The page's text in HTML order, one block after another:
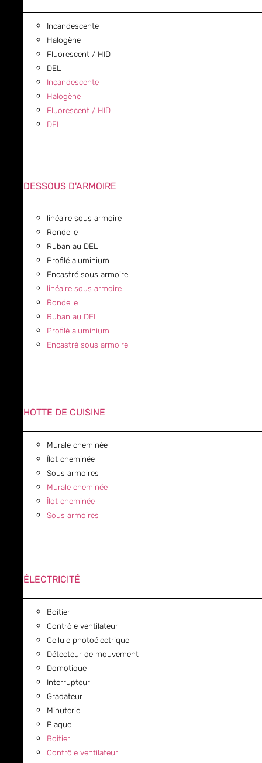
Incandescente
Halogène
Fluorescent / HID
DEL
Incandescente
Halogène
Fluorescent / HID
DEL
DESSOUS D'ARMOIRE
linéaire sous armoire
Rondelle
Ruban au DEL
Profilé aluminium
Encastré sous armoire
linéaire sous armoire
Rondelle
Ruban au DEL
Profilé aluminium
Encastré sous armoire
HOTTE DE CUISINE
Murale cheminée
Îlot cheminée
Sous armoires
Murale cheminée
Îlot cheminée
Sous armoires
ÉLECTRICITÉ
Boitier
Contrôle ventilateur
Cellule photoélectrique
Détecteur de mouvement
Domotique
Interrupteur
Gradateur
Minuterie
Plaque
Boitier
Contrôle ventilateur